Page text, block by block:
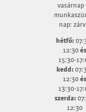
vasárnap
nap:
hétfő:
12:30és
15:30-
kedd:
12:30és
13:30-
szerda:
12:30